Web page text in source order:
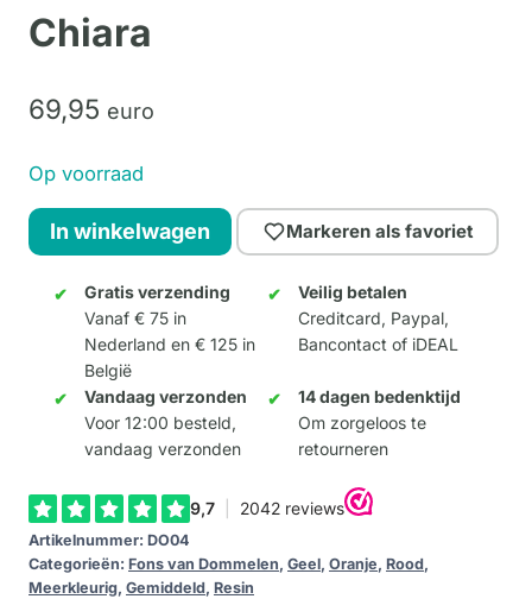
Chiara
69,95 euro
Op voorraad
Chiara
aantal
In winkelwagen Markeren als favoriet
Gratis verzending
Vanaf € 75 in
Nederland en € 125 in
België
Veilig betalen
Creditcard, Paypal,
Bancontact of iDEAL
Vandaag verzonden
Voor 12:00 besteld,
vandaag verzonden
14 dagen bedenktijd
Om zorgeloos te
retourneren
Artikelnummer: DO04
Categorieën: Fons van Dommelen, Geel, Oranje, Rood,
Meerkleurig, Gemiddeld, Resin